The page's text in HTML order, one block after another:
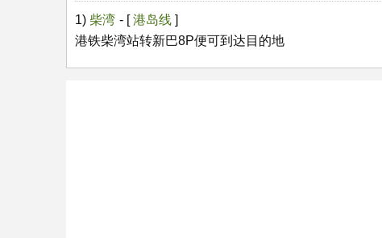
1) 柴湾 - [港岛线 ]
港铁柴湾站转新巴8P便可到达目的地